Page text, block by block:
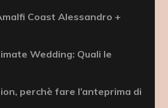
Coast Alessandro +
Wedding: Quali le
perchè fare l’anteprima di